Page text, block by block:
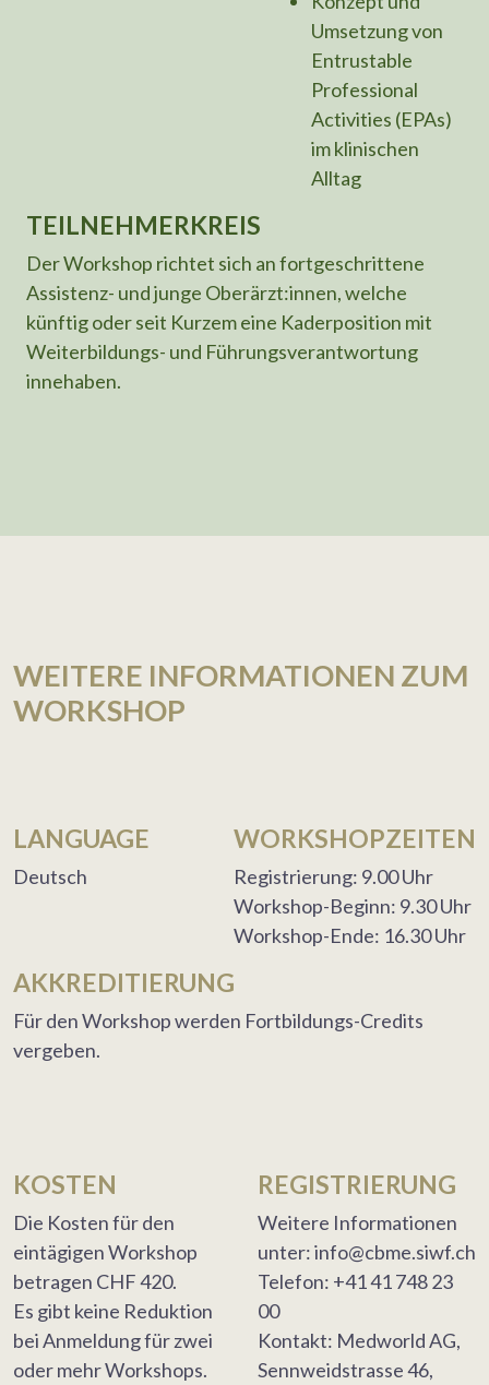
Umsetzung von
Entrustable
Professional
Activities (EPAs)
im klinischen
Alltag
TEILNEHMERKREIS
Der Workshop richtet sich an fortgeschrittene
Assistenz- und junge Oberärzt:innen, welche
künftig oder seit Kurzem eine Kaderposition mit
Weiterbildungs- und Führungsverantwortung
innehaben.
WEITERE INFORMATIONEN ZUM
WORKSHOP
LANGUAGE
Deutsch
WORKSHOPZEITEN
Registrierung: 9.00 Uhr
Workshop-Beginn: 9.30 Uhr
Workshop-Ende: 16.30 Uhr
AKKREDITIERUNG
Für den Workshop werden Fortbildungs-Credits
vergeben.
KOSTEN
Die Kosten für den
eintägigen Workshop
betragen CHF 420.
Es gibt keine Reduktion
bei Anmeldung für zwei
oder mehr Workshops.
REGISTRIERUNG
Weitere Informationen
unter: info@cbme.siwf.ch
Telefon: +41 41 748 23
00
Kontakt: Medworld AG,
Sennweidstrasse 46,